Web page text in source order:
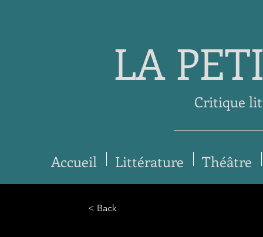
LA
Critique
Accueil Littérature Théâtre
< Back